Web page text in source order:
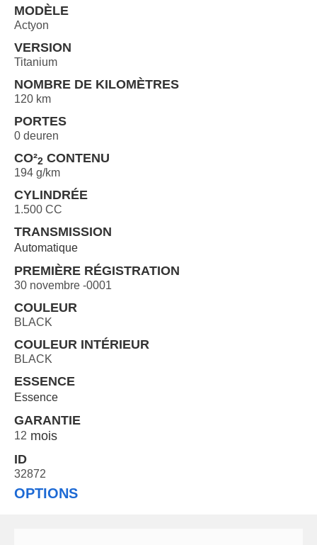
MODÈLE
Actyon
VERSION
Titanium
NOMBRE DE KILOMÈTRES
120 km
PORTES
0 deuren
CO²2 CONTENU
194 g/km
CYLINDRÉE
1.500 CC
TRANSMISSION
Automatique
PREMIÈRE RÉGISTRATION
30 novembre -0001
COULEUR
BLACK
COULEUR INTÉRIEUR
BLACK
ESSENCE
Essence
GARANTIE
12
ID
32872
OPTIONS